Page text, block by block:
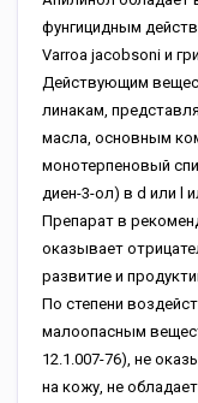
фунгицидным
Varroa jacobsoni и
Действующим
линакам,
масла, основным
монотерпеновый
диен-3-ол) в d или l
Препарат в
оказывает
развитие и
По степени
малоопасным
12.1.007-76), не
на кожу, не